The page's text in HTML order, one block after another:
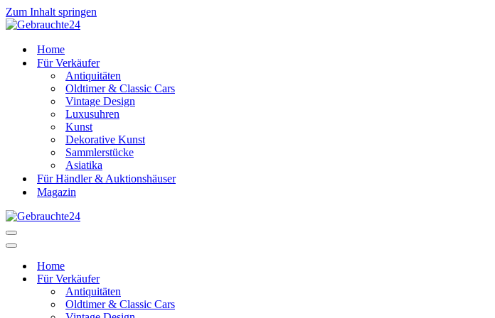
Zum Inhalt springen
Home
Für Verkäufer
Antiquitäten
Oldtimer & Classic Cars
Vintage Design
Luxusuhren
Kunst
Dekorative Kunst
Sammlerstücke
Asiatika
Für Händler & Auktionshäuser
Magazin
Navigationsmenü
Navigationsmenü
Home
Für Verkäufer
Antiquitäten
Oldtimer & Classic Cars